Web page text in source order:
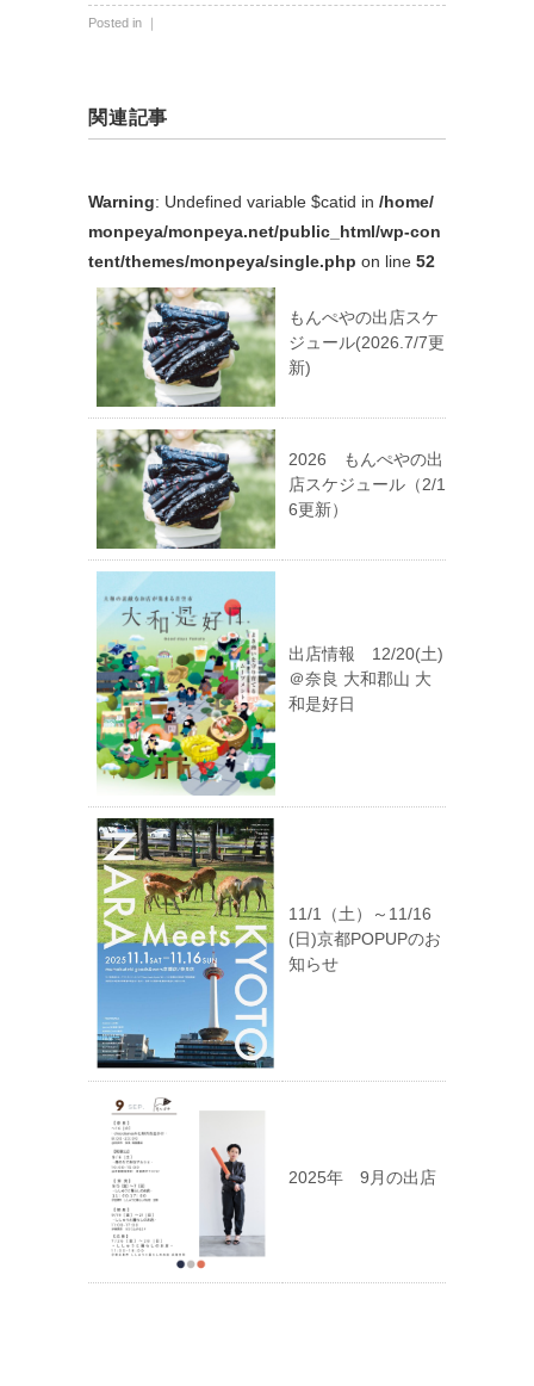
Posted in ｜
関連記事
Warning: Undefined variable $catid in /home/
monpeya/monpeya.net/public_html/wp-con
tent/themes/monpeya/single.php on line 52
もんぺやの出店スケ
ジュール(2026.7/7更
新)
2026 もんぺやの出
店スケジュール（2/1
6更新）
出店情報 12/20(土)
＠奈良 大和郡山 大
和是好日
11/1（土）～11/16
(日)京都POPUPのお
知らせ
2025年 9月の出店